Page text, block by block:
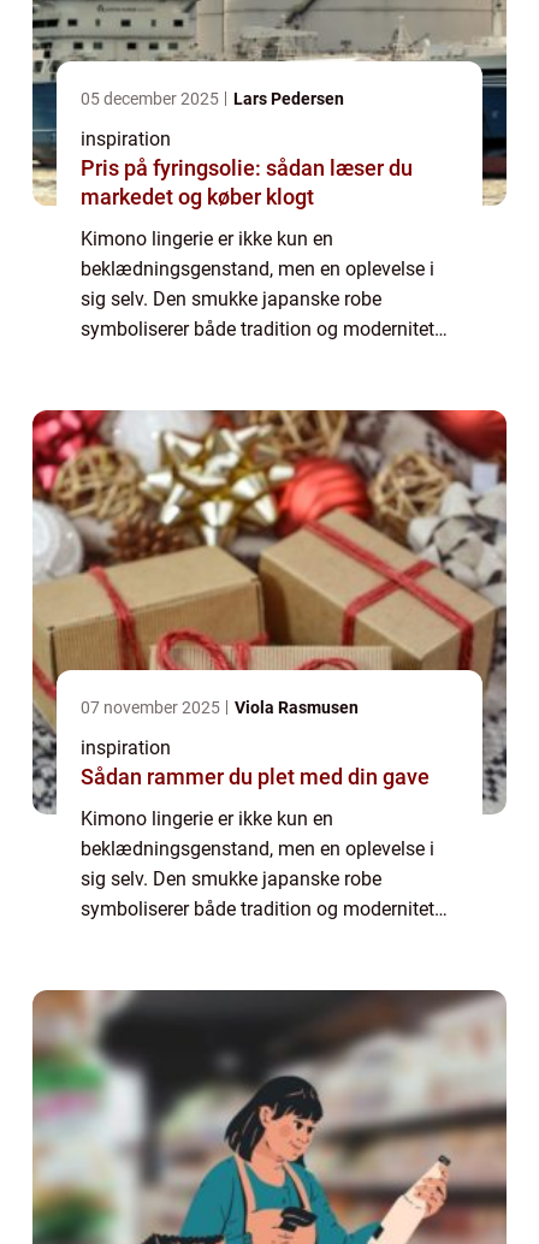
05 december 2025 Lars Pedersen
inspiration
Pris på fyringsolie: sådan læser du
markedet og køber klogt
Kimono lingerie er ikke kun en
beklædningsgenstand, men en oplevelse i
sig selv. Den smukke japanske robe
symboliserer både tradition og modernitet
nyde en stille og af...
07 november 2025 Viola Rasmusen
inspiration
Sådan rammer du plet med din gave
Kimono lingerie er ikke kun en
beklædningsgenstand, men en oplevelse i
sig selv. Den smukke japanske robe
symboliserer både tradition og modernitet
nyde en stille og af...